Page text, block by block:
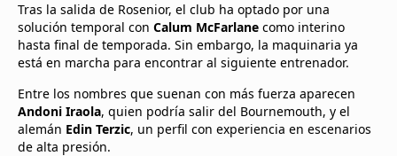
Tras la salida de Rosenior, el club ha optado por una
solución temporal con Calum McFarlane como interino
hasta final de temporada. Sin embargo, la maquinaria ya
está en marcha para encontrar al siguiente entrenador.
Entre los nombres que suenan con más fuerza aparecen
Andoni Iraola, quien podría salir del Bournemouth, y el
alemán Edin Terzic, un perfil con experiencia en escenarios
de alta presión.